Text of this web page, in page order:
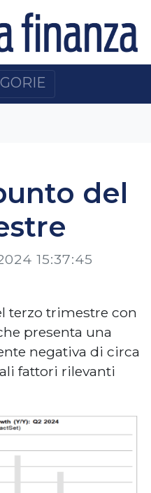
del
15:37:45
terzo trimestre con
presenta una
negativa di circa
fattori rilevanti